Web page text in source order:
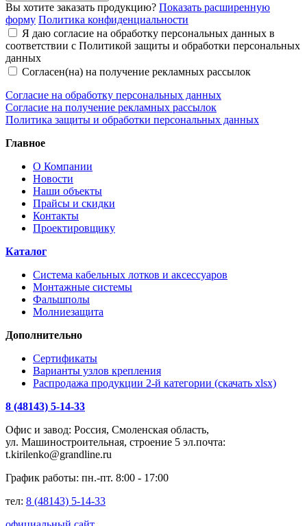
Вы хотите заказать продукцию? Показать расширенную
форму Политика конфиденциальности
Я даю согласие на обработку персональных данных в
соответствии с Политикой защиты и обработки персональных
данных
Согласен(на) на получение рекламных рассылок
Согласие на обработку персональных данных
Согласие на получение рекламных рассылок
Политика защиты и обработки персональных данных
Главное
О Компании
Новости
Наши объекты
Прайсы и скидки
Контакты
Проектировщику
Каталог
Система кабельных лотков и аксессуаров
Монтажные системы
Фальшполы
Молниезащита
Дополнительно
Сертификаты
Варианты узлов крепления
Распродажа продукции 2-й категории (скачать xlsx)
8 (48143) 5-14-33
Офис и завод: Россия, Смоленская область,
ул. Машиностроительная, строение 5 эл.почта:
t.kirilenko@grandline.ru
График работы: пн.-пт. 8:00 - 17:00
тел: 8 (48143) 5-14-33